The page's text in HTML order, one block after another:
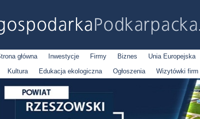
główna Inwestycje Firmy Biznes Unia Europejska
Kultura
Edukacja ekologiczna Ogłoszenia Wizytówki firm